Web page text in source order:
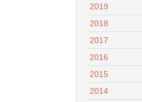
2019
2018
2017
2016
2015
2014